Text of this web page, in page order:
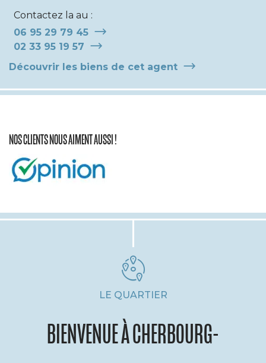
Contactez la au :
06 95 29 79 45
02 33 95 19 57
Découvrir les biens de cet agent
NOS CLIENTS NOUS AIMENT AUSSI !
LE QUARTIER
BIENVENUE À CHERBOURG-